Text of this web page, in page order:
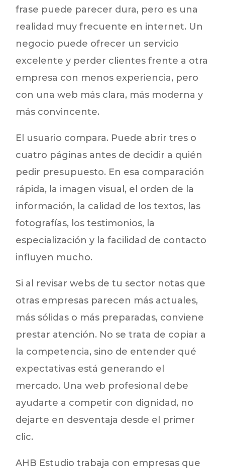
frase puede parecer dura, pero es una
realidad muy frecuente en internet. Un
negocio puede ofrecer un servicio
excelente y perder clientes frente a otra
empresa con menos experiencia, pero
con una web más clara, más moderna y
más convincente.
El usuario compara. Puede abrir tres o
cuatro páginas antes de decidir a quién
pedir presupuesto. En esa comparación
rápida, la imagen visual, el orden de la
información, la calidad de los textos, las
fotografías, los testimonios, la
especialización y la facilidad de contacto
influyen mucho.
Si al revisar webs de tu sector notas que
otras empresas parecen más actuales,
más sólidas o más preparadas, conviene
prestar atención. No se trata de copiar a
la competencia, sino de entender qué
expectativas está generando el
mercado. Una web profesional debe
ayudarte a competir con dignidad, no
dejarte en desventaja desde el primer
clic.
AHB Estudio trabaja con empresas que